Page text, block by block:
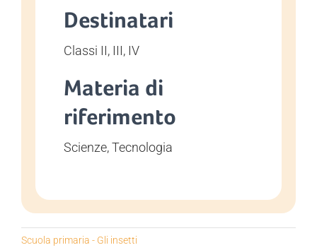
Destinatari
Classi II, III, IV
Materia di
riferimento
Scienze, Tecnologia
Scuola primaria - Gli insetti